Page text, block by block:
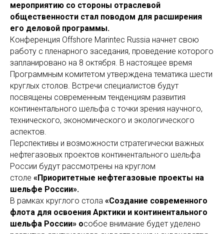
мероприятию со стороны отраслевой
общественности стал поводом для расширения
его деловой программы.
Конференция Offshore Marintec Russia начнет свою
работу с пленарного заседания, проведение которого
запланировано на 8 октября. В настоящее время
Программным комитетом утверждена тематика шести
круглых столов. Встречи специалистов будут
посвящены современным тенденциям развития
континентального шельфа с точки зрения научного,
технического, экономического и экологического
аспектов.
Перспективы и возможности стратегически важных
нефтегазовых проектов континентального шельфа
России будут рассмотрены на круглом
столе «Приоритетные нефтегазовые проекты на
шельфе России».
В рамках круглого стола «Создание современного
флота для освоения Арктики и континентального
шельфа России» особое внимание будет уделено